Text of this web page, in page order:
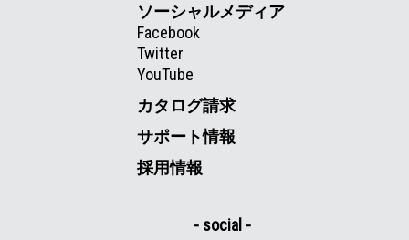
ソーシャルメディア
Facebook
Twitter
YouTube
カタログ請求
サポート情報
採用情報